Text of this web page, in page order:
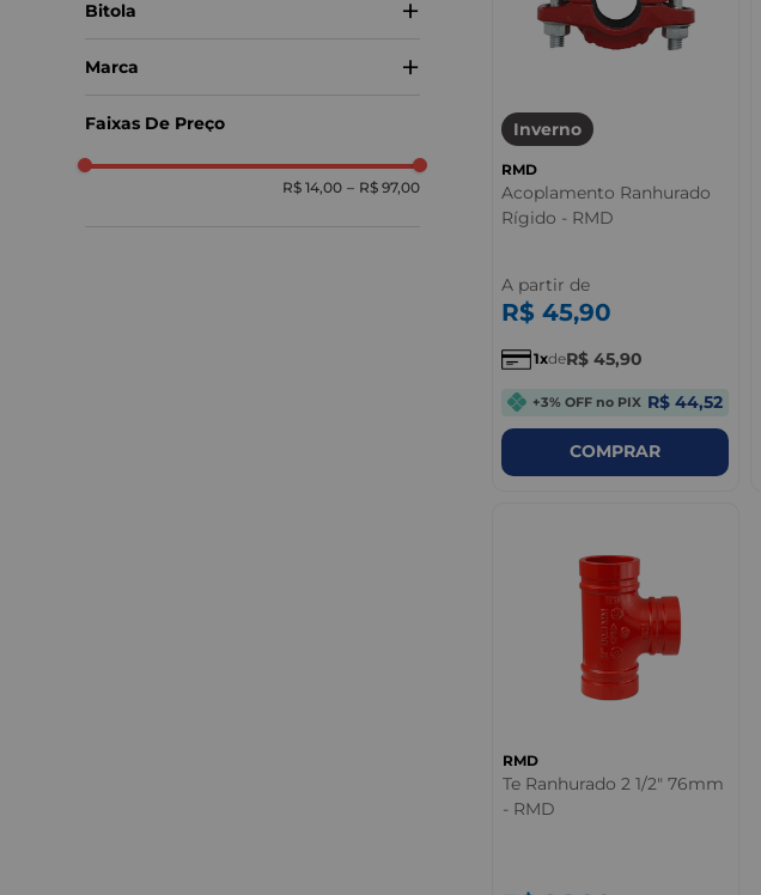
Te
Bitola
Marca
Faixas De Preço
R$ 14,00 – R$ 97,00
Inverno
RMD
Acoplamento Ranhurado
Rígido - RMD
A partir de
R$ 45,90
1 deR$ 45,90
+3% OFF no PIX R$ 44,52
COMPRAR
RMD
Te Ranhurado 2 1/2" 76mm
- RMD